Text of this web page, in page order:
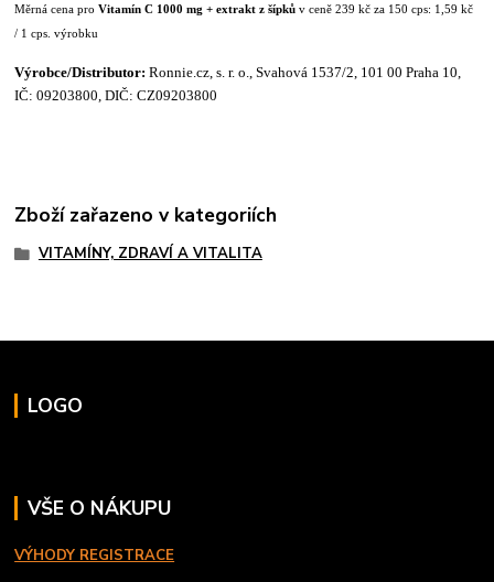
Měrná cena pro Vitamín C 1000 mg + extrakt z šípkův ceně 239 kč za 150 cps: 1,59 kč
/ 1 cps. výrobku
Výrobce/Distributor: Ronnie.cz, s. r. o., Svahová 1537/2, 101 00 Praha 10,
IČ: 09203800, DIČ: CZ09203800
Zboží zařazeno v kategoriích
VITAMÍNY, ZDRAVÍ A VITALITA
LOGO
VŠE O NÁKUPU
VÝHODY REGISTRACE